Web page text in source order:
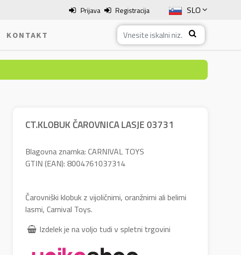
SLO
ENG
ITA
Prijava Registracija
KONTAKT
CT.KLOBUK ČAROVNICA LASJE 03731
Blagovna znamka: CARNIVAL TOYS
GTIN (EAN): 8004761037314
Čarovniški klobuk z vijoličnimi, oranžnimi ali belimi
lasmi, Carnival Toys.
Izdelek je na voljo tudi v spletni trgovini